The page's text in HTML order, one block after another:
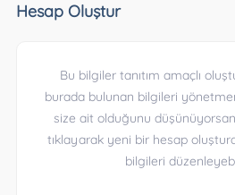
Hesap Oluştur
Bu bilgiler tanıtım amaçlı
burada bulunan bilgileri
size ait olduğunu
tıklayarak yeni bir hesap
bilgileri